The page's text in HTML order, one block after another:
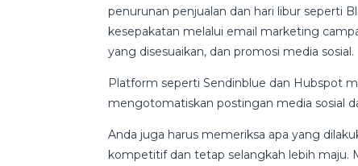
penurunan penjualan dan hari libur seperti
kesepakatan melalui email marketing
yang disesuaikan, dan promosi media sosial.
Platform seperti Sendinblue dan Hubspot
mengotomatiskan postingan media sosial
Anda juga harus memeriksa apa yang
kompetitif dan tetap selangkah lebih maju.